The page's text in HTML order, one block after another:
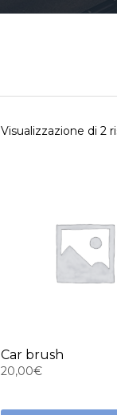
Visualizzazione di 2
Car brush
20,00€